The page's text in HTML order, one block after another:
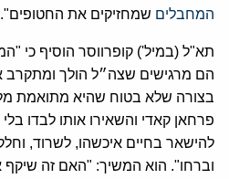
המחבלים שמחזיקים את החטופים".
תא"ל (במיל') קופרווסר הוסיף כי
הם מרגישים שצה״ל הולך ומתקרב
בצורה שלא בטוח שהיא מתואמת
פרחאן קאדי והשאירו אותו לבדו
להישאר בחיים איכשהו, לשרוד,
וברחו". הוא המשיך: "האם זה שיקף